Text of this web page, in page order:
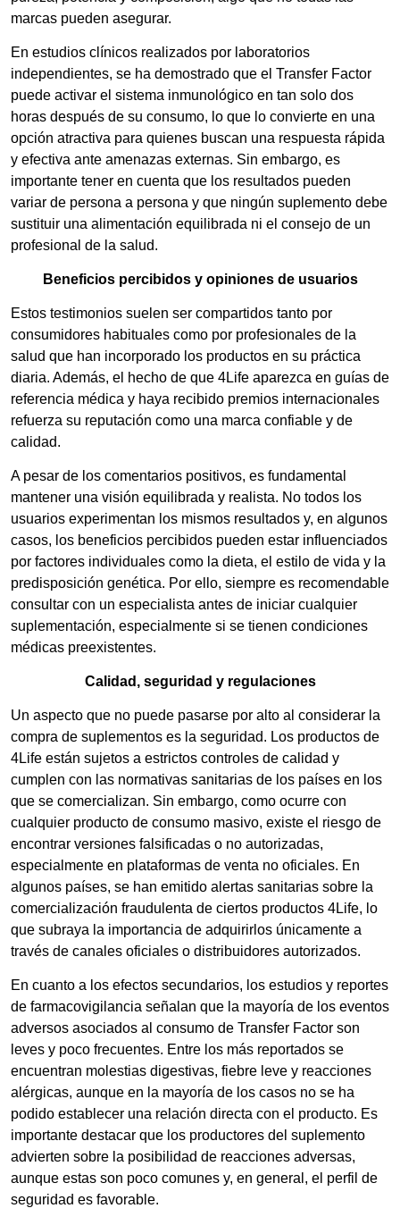
marcas pueden asegurar.
En estudios clínicos realizados por laboratorios
independientes, se ha demostrado que el Transfer Factor
puede activar el sistema inmunológico en tan solo dos
horas después de su consumo, lo que lo convierte en una
opción atractiva para quienes buscan una respuesta rápida
y efectiva ante amenazas externas. Sin embargo, es
importante tener en cuenta que los resultados pueden
variar de persona a persona y que ningún suplemento debe
sustituir una alimentación equilibrada ni el consejo de un
profesional de la salud.
Beneficios percibidos y opiniones de usuarios
Estos testimonios suelen ser compartidos tanto por
consumidores habituales como por profesionales de la
salud que han incorporado los productos en su práctica
diaria. Además, el hecho de que 4Life aparezca en guías de
referencia médica y haya recibido premios internacionales
refuerza su reputación como una marca confiable y de
calidad.
A pesar de los comentarios positivos, es fundamental
mantener una visión equilibrada y realista. No todos los
usuarios experimentan los mismos resultados y, en algunos
casos, los beneficios percibidos pueden estar influenciados
por factores individuales como la dieta, el estilo de vida y la
predisposición genética. Por ello, siempre es recomendable
consultar con un especialista antes de iniciar cualquier
suplementación, especialmente si se tienen condiciones
médicas preexistentes.
Calidad, seguridad y regulaciones
Un aspecto que no puede pasarse por alto al considerar la
compra de suplementos es la seguridad. Los productos de
4Life están sujetos a estrictos controles de calidad y
cumplen con las normativas sanitarias de los países en los
que se comercializan. Sin embargo, como ocurre con
cualquier producto de consumo masivo, existe el riesgo de
encontrar versiones falsificadas o no autorizadas,
especialmente en plataformas de venta no oficiales. En
algunos países, se han emitido alertas sanitarias sobre la
comercialización fraudulenta de ciertos productos 4Life, lo
que subraya la importancia de adquirirlos únicamente a
través de canales oficiales o distribuidores autorizados.
En cuanto a los efectos secundarios, los estudios y reportes
de farmacovigilancia señalan que la mayoría de los eventos
adversos asociados al consumo de Transfer Factor son
leves y poco frecuentes. Entre los más reportados se
encuentran molestias digestivas, fiebre leve y reacciones
alérgicas, aunque en la mayoría de los casos no se ha
podido establecer una relación directa con el producto. Es
importante destacar que los productores del suplemento
advierten sobre la posibilidad de reacciones adversas,
aunque estas son poco comunes y, en general, el perfil de
seguridad es favorable.